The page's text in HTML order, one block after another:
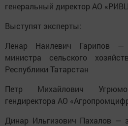
генеральный директор АО
Выступят эксперты:
Ленар Наилевич Гарипов —
министра сельского
Республики Татарстан
Петр Михайлович
гендиректора АО
Динар Ильгизович Пахалов —